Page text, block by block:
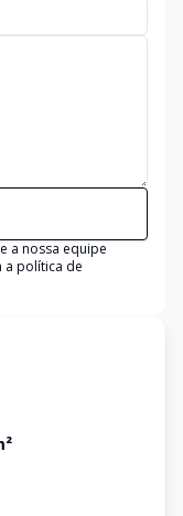
a nossa equipe
a política de